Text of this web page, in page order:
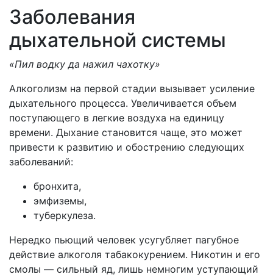
Заболевания
дыхательной системы
«Пил водку да нажил чахотку»
Алкоголизм на первой стадии вызывает усиление
дыхательного процесса. Увеличивается объем
поступающего в легкие воздуха на единицу
времени. Дыхание становится чаще, это может
привести к развитию и обострению следующих
заболеваний:
бронхита,
эмфиземы,
туберкулеза.
Нередко пьющий человек усугубляет пагубное
действие алкоголя табакокурением. Никотин и его
смолы — сильный яд, лишь немногим уступающий